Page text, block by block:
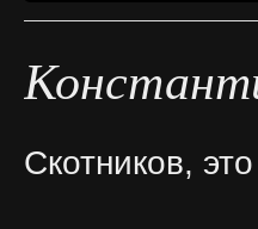
Скотников,